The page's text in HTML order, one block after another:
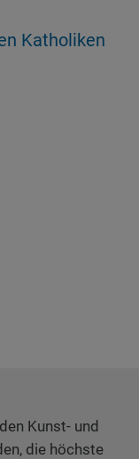
Katholiken
Kunst- und
die höchste